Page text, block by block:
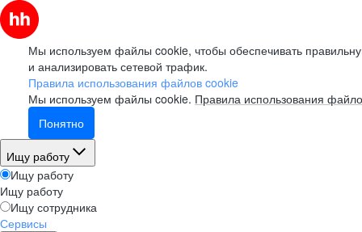
Мы используем файлы cookie, чтобы обеспечивать
и анализировать сетевой трафик.
Правила использования файлов cookie
Мы используем файлы cookie. Правила использования
Понятно
Ищу работу
Ищу работу
Ищу работу
Ищу сотрудника
Сервисы